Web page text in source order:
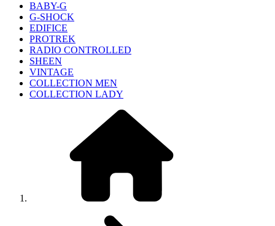
BABY-G
G-SHOCK
EDIFICE
PROTREK
RADIO CONTROLLED
SHEEN
VINTAGE
COLLECTION MEN
COLLECTION LADY